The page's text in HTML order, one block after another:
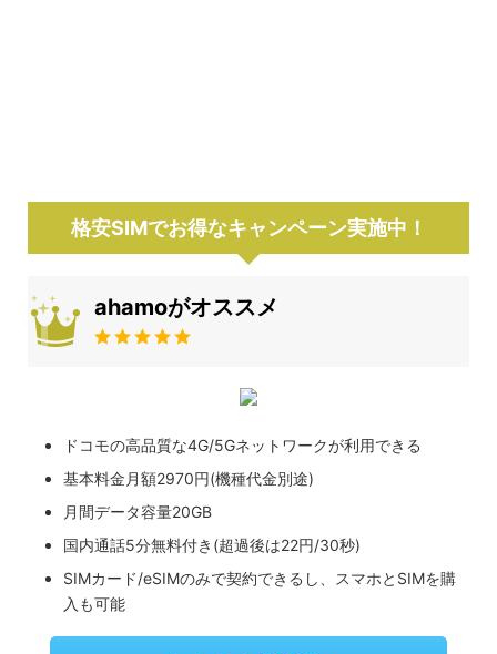
格安SIMでお得なキャンペーン実施中！
ahamoがオススメ
ドコモの高品質な4G/5Gネットワークが利用できる
基本料金月額2970円(機種代金別途)
月間データ容量20GB
国内通話5分無料付き(超過後は22円/30秒)
SIMカード/eSIMのみで契約できるし、スマホとSIMを購
入も可能